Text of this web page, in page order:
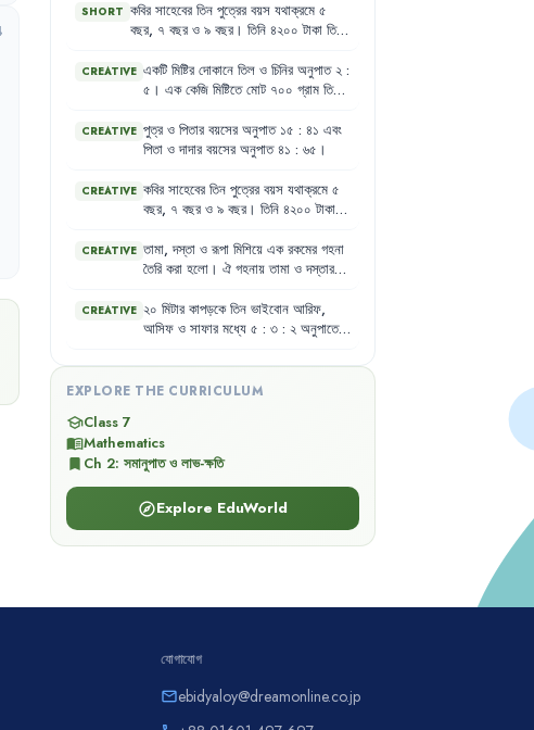
SHORT কবির সাহেবের তিন পুত্রের বয়স যথাক্রমে ৫
বছর, ৭ বছর ও ৯ বছর । তিনি ৪২০০ টাকা তিন
বছর বয়সী পুত্র কত টাকা পাবে?
CREATIVE একটি মিষ্টির দোকানে তিল ও চিনির অনুপাত ২ :
৫ । এক কেজি মিষ্টিতে মোট ৭০০ গ্রাম তিল
CREATIVE পুত্র ও পিতার বয়সের অনুপাত ১৫ : ৪১ এবং
পিতা ও দাদার বয়সের অনুপাত ৪১ : ৬৫ ।
CREATIVE কবির সাহেবের তিন পুত্রের বয়স যথাক্রমে ৫
বছর, ৭ বছর ও ৯ বছর । তিনি ৪২০০ টাকা
দিলেন ।
CREATIVE তামা, দস্তা ও রূপা মিশিয়ে এক রকমের গহনা
তৈরি করা হলো । ঐ গহনায় তামা ও দস্তার
: ৫ ।
CREATIVE ২০ মিটার কাপড়কে তিন ভাইবোন আরিফ,
আসিফ ও সাফার মধ্যে ৫ : ৩ : ২ অনুপাতে
EXPLORE THE CURRICULUM
schoolClass 7
menu_bookMathematics
bookmark Ch 2: সমানুপাত ও লাভ-ক্ষতি
exploreExplore EduWorld
যোগাযোগ
emailebidyaloy@dreamonline.co.jp